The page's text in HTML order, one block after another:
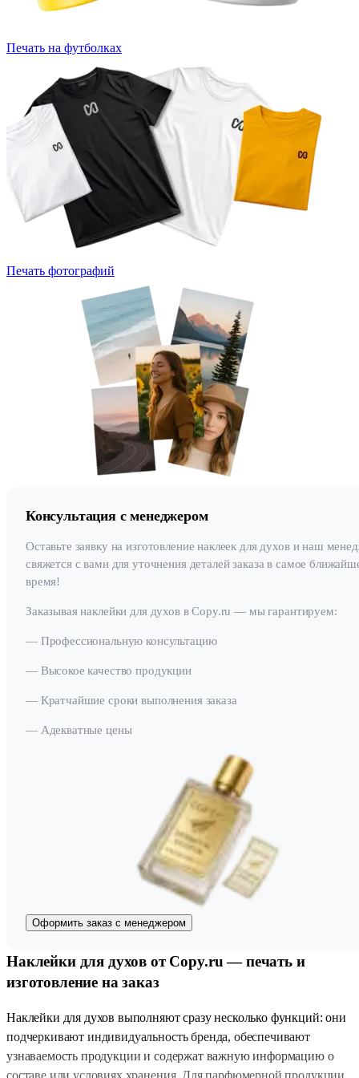
Печать на футболках
Печать фотографий
Консультация с менеджером
Оставьте заявку на изготовление наклеек для духов и наш
свяжется с вами для уточнения деталей заказа в самое
время!
Заказывая наклейки для духов в Copy.ru — мы гарантируем:
— Профессиональную консультацию
— Высокое качество продукции
— Кратчайшие сроки выполнения заказа
— Адекватные цены
Оформить заказ с менеджером
Наклейки для духов от Copy.ru — печать и
изготовление на заказ
Наклейки для духов выполняют сразу несколько функций: они
подчеркивают индивидуальность бренда, обеспечивают
узнаваемость продукции и содержат важную информацию о